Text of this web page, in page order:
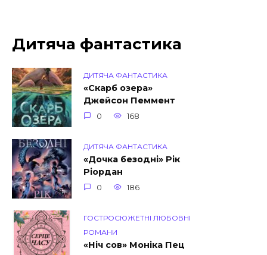
Дитяча фантастика
ДИТЯЧА ФАНТАСТИКА
«Скарб озера»
Джейсон Пеммент
0 168
ДИТЯЧА ФАНТАСТИКА
«Дочка безодні» Рік
Ріордан
0 186
ГОСТРОСЮЖЕТНІ ЛЮБОВНІ
РОМАНИ
«Ніч сов» Моніка Пец